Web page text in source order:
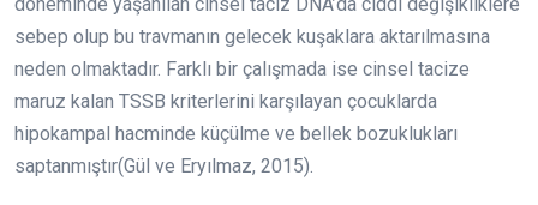
sebep olup bu travmanın gelecek kuşaklara aktarılmasına
neden olmaktadır. Farklı bir çalışmada ise cinsel tacize
maruz kalan TSSB kriterlerini karşılayan çocuklarda
hipokampal hacminde küçülme ve bellek bozuklukları
saptanmıştır(Gül ve Eryılmaz, 2015).